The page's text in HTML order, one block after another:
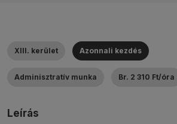
XIII. kerület Azonnali kezdés
Adminisztratív munka Br. 2 310 Ft/óra
Leírás